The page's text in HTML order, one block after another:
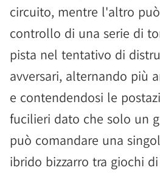
circuito, mentre l'altro
controllo di una serie di
pista nel tentativo di
avversari, alternando più
e contendendosi le
fucilieri dato che solo un
può comandare una
ibrido bizzarro tra giochi di